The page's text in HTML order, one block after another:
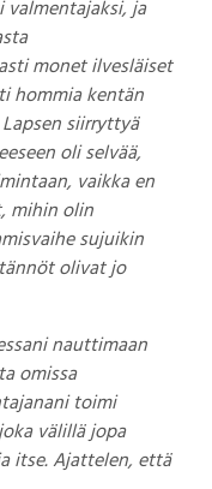
ja
monet ilvesläiset
hommia kentän
siirryttyä
oli selvää,
vaikka en
mihin olin
sujuikin
olivat jo
nauttimaan
omissa
toimi
välillä jopa
itse. Ajattelen, että